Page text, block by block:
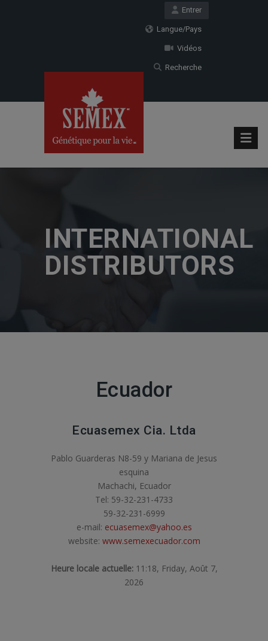
Entrer
Langue/Pays
Vidéos
Recherche
INTERNATIONAL
DISTRIBUTORS
Ecuador
Ecuasemex Cia. Ltda
Pablo Guarderas N8-59 y Mariana de Jesus
esquina
Machachi, Ecuador
Tel: 59-32-231-4733
59-32-231-6999
e-mail: ecuasemex@yahoo.es
website: www.semexecuador.com
Heure locale actuelle:11:18, Friday, Août 7,
2026